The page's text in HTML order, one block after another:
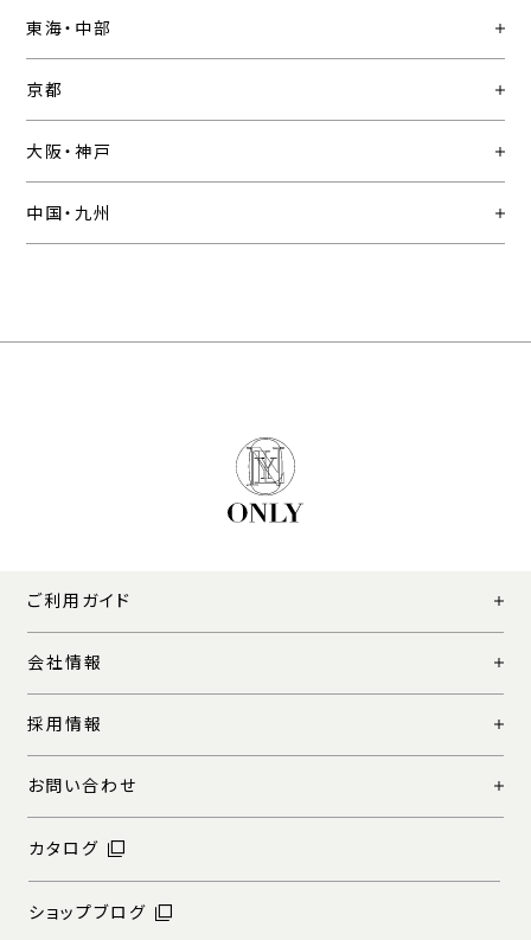
東海・中部
京都
大阪・神戸
中国・九州
ご利用ガイド
会社情報
採用情報
お問い合わせ
カタログ
ショップブログ